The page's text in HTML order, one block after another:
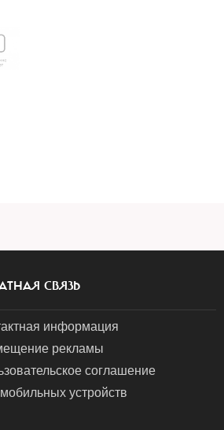
СВЯЗЬ
информация
рекламы
соглашение
устройств